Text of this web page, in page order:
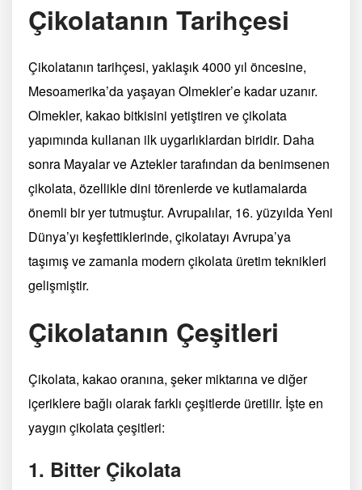
Çikolatanın Tarihçesi
Çikolatanın tarihçesi, yaklaşık 4000 yıl öncesine,
Mesoamerika’da yaşayan Olmekler’e kadar uzanır.
Olmekler, kakao bitkisini yetiştiren ve çikolata
yapımında kullanan ilk uygarlıklardan biridir. Daha
sonra Mayalar ve Aztekler tarafından da benimsenen
çikolata, özellikle dini törenlerde ve kutlamalarda
önemli bir yer tutmuştur. Avrupalılar, 16. yüzyılda Yeni
Dünya’yı keşfettiklerinde, çikolatayı Avrupa’ya
taşımış ve zamanla modern çikolata üretim teknikleri
gelişmiştir.
Çikolatanın Çeşitleri
Çikolata, kakao oranına, şeker miktarına ve diğer
içeriklere bağlı olarak farklı çeşitlerde üretilir. İşte en
yaygın çikolata çeşitleri:
1. Bitter Çikolata